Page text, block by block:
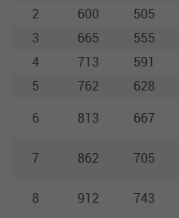
2
600 505
3
665 555
4
713 591
5
762 628
6
813 667
7 862 705
8 912 743